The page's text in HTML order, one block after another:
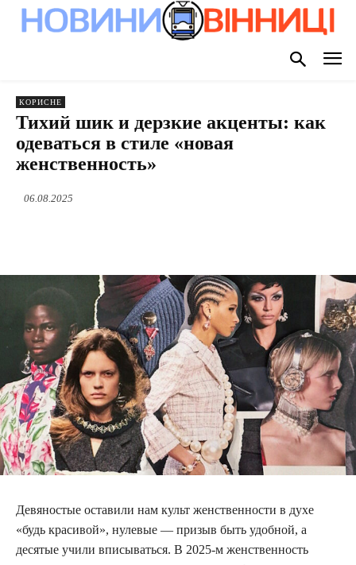
КОРИСНЕ
Тихий шик и дерзкие акценты: как
одеваться в стиле «новая
женственность»
06.08.2025
Девяностые оставили нам культ женственности в духе
«будь красивой», нулевые — призыв быть удобной, а
десятые учили вписываться. В 2025-м женственность